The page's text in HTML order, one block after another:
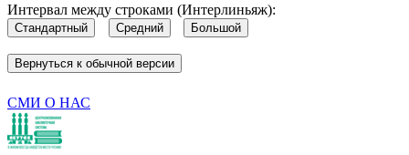
Интервал между строками (Интерлиньяж):
Стандартный Средний Большой
Вернуться к обычной версии
СМИ О НАС